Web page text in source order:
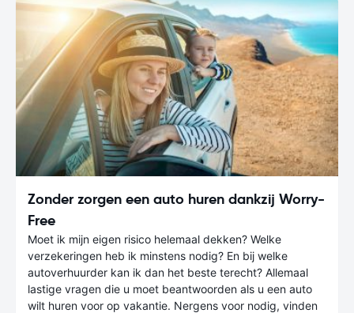
Zonder zorgen een auto huren dankzij Worry-
Free
Moet ik mijn eigen risico helemaal dekken? Welke
verzekeringen heb ik minstens nodig? En bij welke
autoverhuurder kan ik dan het beste terecht? Allemaal
lastige vragen die u moet beantwoorden als u een auto
wilt huren voor op vakantie. Nergens voor nodig, vinden